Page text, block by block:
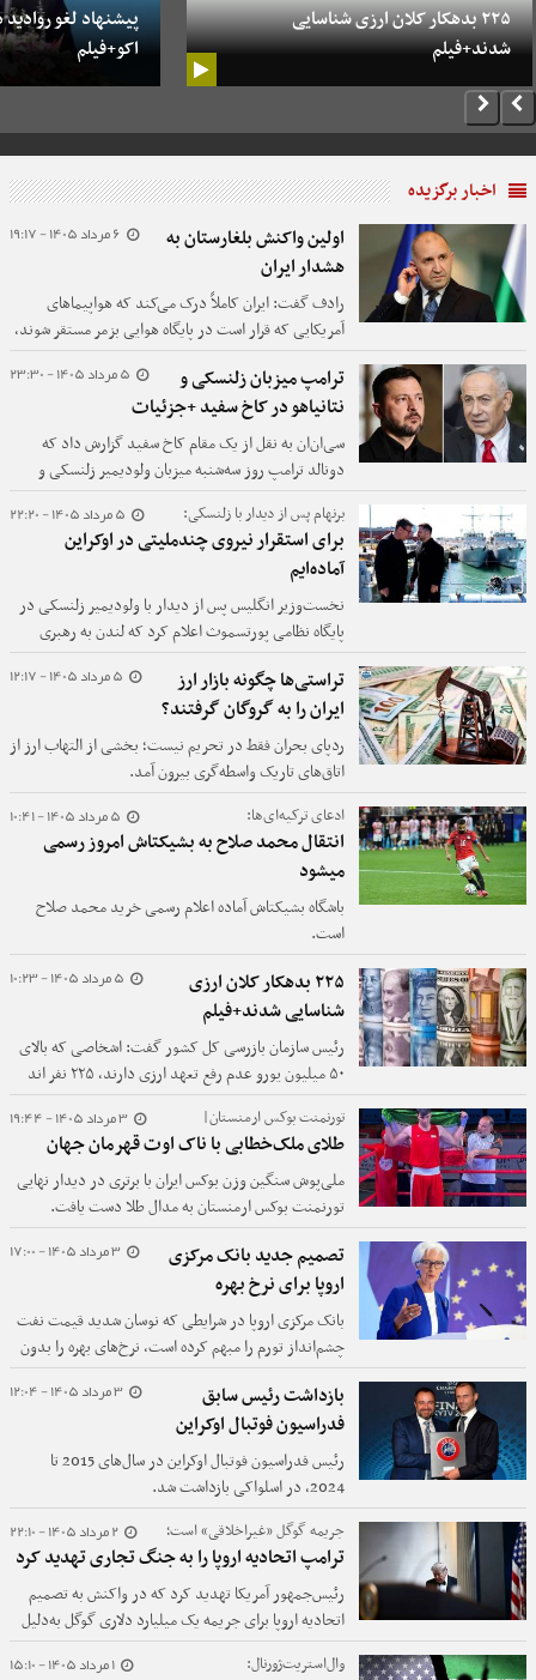
۲۲۵ بدهکار کلان ارزی شناسایی
شدند+فیلم
پیشنهاد لغو روادید
اکو+فیلم
اخبار برگزیده
6 مرداد 1405 - 19:17
اولین واکنش بلغارستان به
هشدار ایران
رادف گفت: ایران کاملاً درک می‌کند که هواپیماهای
آمریکایی که قرار است در پایگاه هوایی بزمر مستقر شوند،
به هیچ‌وجه برای مأموریت‌های جنگی در نظر گرفته
نشده‌اند.
5 مرداد 1405 - 23:30
ترامپ میزبان زلنسکی و
نتانیاهو در کاخ سفید +جزئیات
سی‌ان‌ان به نقل از یک مقام کاخ سفید گزارش داد که
دونالد ترامپ روز سه‌شنبه میزبان ولودیمیر زلنسکی و
بنیامین نتانیاهو در دیدارهای جداگانه خواهد بود.
5 مرداد 1405 - 22:20 برنهام پس از دیدار با زلنسکی:
برای استقرار نیروی چندملیتی در اوکراین
آماده‌ایم
نخست‌وزیر انگلیس پس از دیدار با ولودیمیر زلنسکی در
پایگاه نظامی پورتسموث اعلام کرد که لندن به رهبری
ائتلاف مشتاقان برای حمایت از اوکراین ادامه خواهد داد و
در صورت برقراری آتش‌بس، برای استقرار نیروی چندملیتی
در این کشور آماده است.
5 مرداد 1405 - 12:17
تراستی‌ها چگونه بازار ارز
ایران را به گروگان گرفتند؟
ردپای بحران فقط در تحریم نیست؛ بخشی از التهاب ارز از
اتاق‌های تاریک واسطه‌گری بیرون آمد.
5 مرداد 1405 - 10:41 ادعای ترکیه‌ای‌ها:
انتقال محمد صلاح به بشیکتاش امروز رسمی
میشود
باشگاه بشیکتاش آماده اعلام رسمی خرید محمد صلاح
است.
5 مرداد 1405 - 10:23
۲۲۵ بدهکار کلان ارزی
شناسایی شدند+فیلم
رئیس سازمان بازرسی کل کشور گفت: اشخاصی که بالای
۵۰ میلیون یورو عدم رفع تعهد ارزی دارند، ۲۲۵ نفر اند
که ۳ مورد از آن‌ها وابسته به شرکت‌های نفتی هستند.
3 مرداد 1405 - 19:44 تورنمنت بوکس ارمنستان|
طلای ملک‌خطابی با ناک اوت قهرمان جهان
ملی‌پوش سنگین وزن بوکس ایران با برتری در دیدار نهایی
تورنمنت بوکس ارمنستان به مدال طلا دست یافت.
3 مرداد 1405 - 17:00
تصمیم جدید بانک مرکزی
اروپا برای نرخ بهره
بانک مرکزی اروپا در شرایطی که نوسان شدید قیمت نفت
چشم‌انداز تورم را مبهم کرده است، نرخ‌های بهره را بدون
تغییر حفظ و اعلام کرد تا روشن‌تر شدن آثار شوک انرژی،
تصمیمات خود را بر اساس داده‌های اقتصادی و به‌صورت
جلسه‌به‌جلسه اتخاذ خواهد کرد.
3 مرداد 1405 - 12:04
بازداشت رئیس سابق
فدراسیون فوتبال اوکراین
رئیس فدراسیون فوتبال اوکراین در سال‌های 2015 تا
2024، در اسلواکی بازداشت شد.
2 مرداد 1405 - 22:10 جریمه گوگل «غیراخلاقی» است؛
ترامپ اتحادیه اروپا را به جنگ تجاری تهدید کرد
رئیس‌جمهور آمریکا تهدید کرد که در واکنش به تصمیم
اتحادیه اروپا برای جریمه یک میلیارد دلاری گوگل به‌دلیل
نقض قوانین رقابت در فضای آنلاین، تعرفه‌های
«قابل‌توجهی» علیه اتحادیه اروپا اعمال خواهد کرد.
1 مرداد 1405 - 15:10 وال‌استریت‌ژورنال: